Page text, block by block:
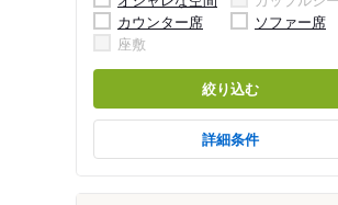
カウンター席
ソファー席
座敷
絞り込む
詳細条件